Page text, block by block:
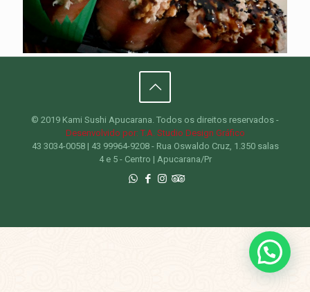
© 2019 Kami Sushi Apucarana. Todos os direitos reservados -
Desenvolvido por: T.A. Studio Design Gráfico
43 3034-0058 | 43 99964-9208 - Rua Oswaldo Cruz, 1.350 salas
4 e 5 - Centro | Apucarana/Pr